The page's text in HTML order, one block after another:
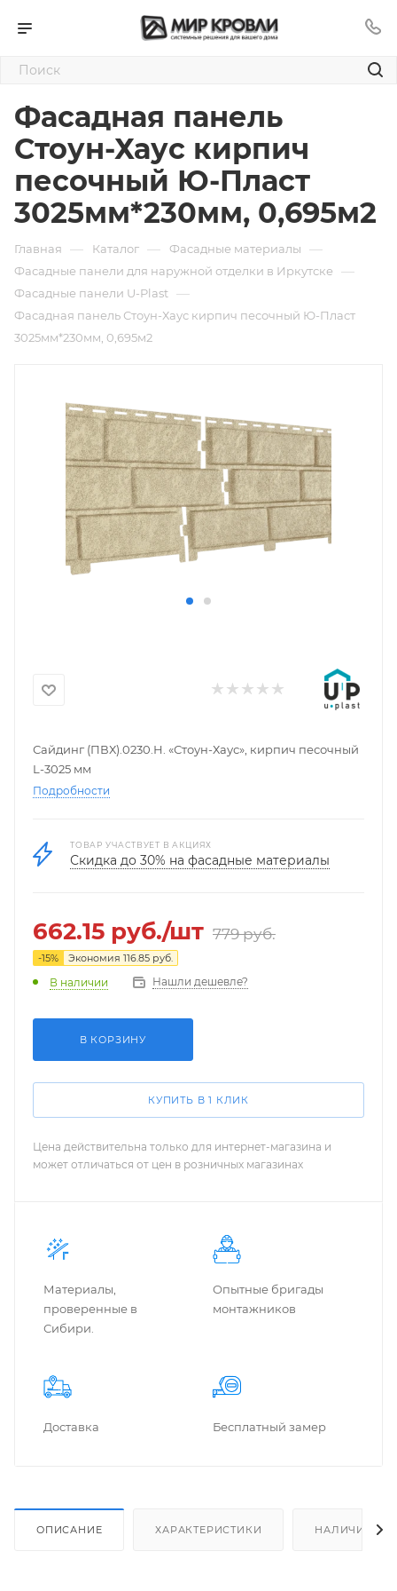
Фасадная панель
Стоун-Хаус кирпич
песочный Ю-Пласт
3025мм*230мм, 0,695м2
Главная — Каталог — Фасадные материалы —
Фасадные панели для наружной отделки в Иркутске —
Фасадные панели U-Plast —
Фасадная панель Стоун-Хаус кирпич песочный Ю-Пласт
3025мм*230мм, 0,695м2
Сайдинг (ПВХ).0230.Н. «Стоун-Хаус», кирпич песочный
L-3025 мм
Подробности
ТОВАР УЧАСТВУЕТ В АКЦИЯХ
Скидка до 30% на фасадные материалы
662.15 руб./шт 779руб.
-15% Экономия 116.85 руб.
В наличии Нашли дешевле?
В КОРЗИНУ
КУПИТЬ В 1 КЛИК
Цена действительна только для интернет-магазина и
может отличаться от цен в розничных магазинах
Материалы,
проверенные в
Сибири.
Опытные бригады
монтажников
Доставка Бес­плат­ный замер
ОПИСАНИЕ ХАРАКТЕРИСТИКИ НАЛИЧИЕ